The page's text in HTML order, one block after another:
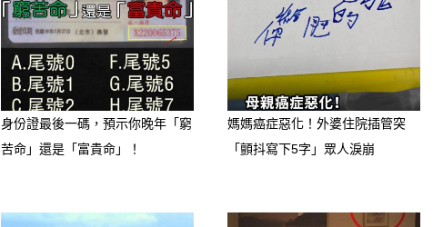
身份證最後一碼，預示你晚年「窮
苦命」還是「富貴命」！
媽媽癌症惡化！外婆住院插管突
「顫抖寫下5字」眾人淚崩